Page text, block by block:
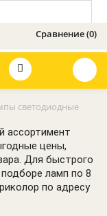
Сравнение (0)
светодиодные
ассортимент
цены,
Для быстрого
ламп по 8
по адресу